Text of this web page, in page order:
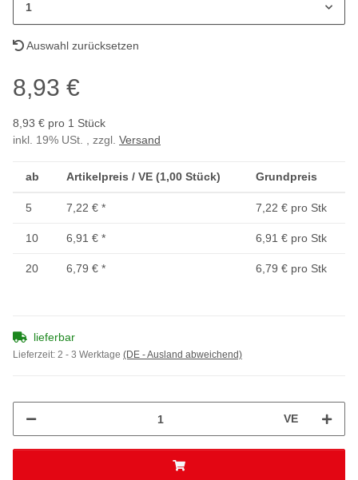
1
Auswahl zurücksetzen
8,93 €
8,93 € pro 1 Stück
inkl. 19% USt. , zzgl. Versand
ab Artikelpreis / VE (1,00 Stück) Grundpreis
5 7,22 € * 7,22 € pro Stk
10 6,91 € * 6,91 € pro Stk
20 6,79 € * 6,79 € pro Stk
lieferbar
Lieferzeit: 2 - 3 Werktage (DE - Ausland abweichend)
VE